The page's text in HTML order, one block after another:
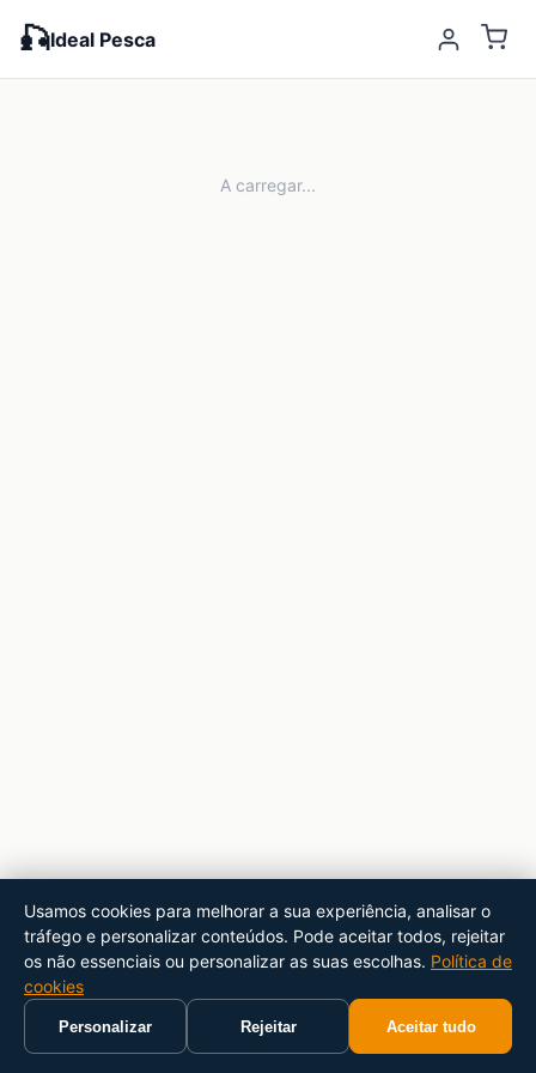
🎣Ideal Pesca
A carregar...
Usamos cookies para melhorar a sua experiência, analisar o
tráfego e personalizar conteúdos. Pode aceitar todos, rejeitar
os não essenciais ou personalizar as suas escolhas. Política de
cookies
Personalizar Rejeitar Aceitar tudo